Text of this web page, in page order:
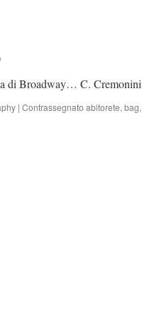
di Broadway… C. Cremonini
| Contrassegnato abitorete, bag,